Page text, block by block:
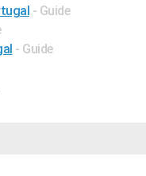
- Guide
- Guide